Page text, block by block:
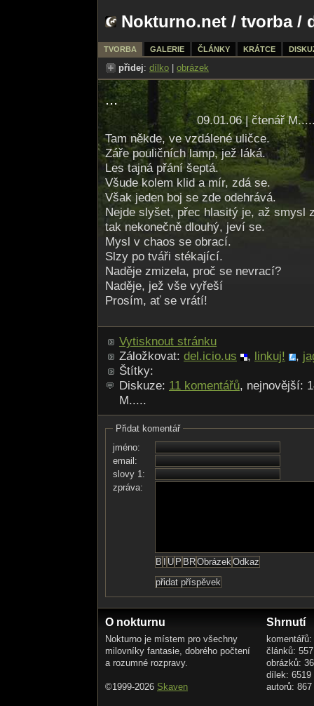
Nokturno.net / tvorba/
TVORBA GALERIE ČLÁNKY KRÁTCE
přidej: dílko obrázek
...
09.01.06 | čtenář
Tam někde, ve vzdálené uličce.
Záře pouličních lamp, jež láká.
Les tajná přání šeptá.
Všude kolem klid a mír, zdá se.
Však jeden boj se zde odehrává.
Nejde slyšet, přec hlasitý je, až smysl
tak nekonečně dlouhý, jeví se.
Mysl v chaos se obrací.
Slzy po tváři stékající.
Naděje zmizela, proč se nevrací?
Naděje, jež vše vyřeší
Prosím, ať se vrátí!
Vytisknout stránku
Záložkovat: del.icio.us , linkuj! ,
Štítky:
Diskuze: 11 komentářů, nejnovější:
M.....
Přidat komentář
jméno:
email:
slovy 1:
zpráva:
O nokturnu
Nokturno je místem pro všechny
milovníky fantasie, dobrého počtení
a rozumné rozpravy.
©1999-2026 Skaven
Shrnutí
článků: 557
obrázků:
dílek: 6519
autorů: 867